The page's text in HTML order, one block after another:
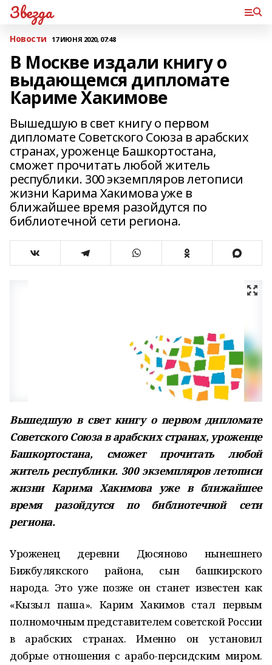
Звезда
Новости 17 ИЮНЯ 2020, 07:48
В Москве издали книгу о
выдающемся дипломате
Кариме Хакимове
Вышедшую в свет книгу о первом
дипломате Советского Союза в арабских
странах, уроженце Башкортостана,
сможет прочитать любой житель
республики. 300 экземпляров летописи
жизни Карима Хакимова уже в
ближайшее время разойдутся по
библиотечной сети региона.
Вышедшую в свет книгу о первом дипломате
Советского Союза в арабских странах, уроженце
Башкортостана, сможет прочитать любой
житель республики. 300 экземпляров летописи
жизни Карима Хакимова уже в ближайшее
время разойдутся по библиотечной сети
региона.
Уроженец деревни Дюсяново нынешнего
Бижбулякского района, сын башкирского
народа. Это уже позже он станет известен как
«Кызыл паша». Карим Хакимов стал первым
полномочным представителем советской России
в арабских странах. Именно он установил
добрые отношения с арабо-персидским миром.